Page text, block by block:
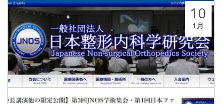
10
1月